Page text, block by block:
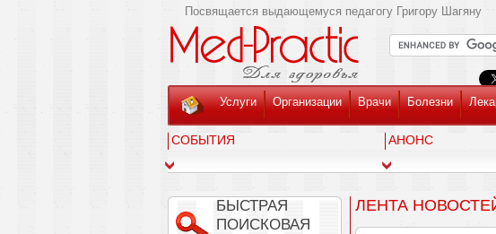
Посвящается выдающемуся педагогу Григору Шагяну
Услуги Организации Врачи Болезни
СОБЫТИЯ АНОНС
БЫСТРАЯ
ПОИСКОВАЯ
ЛЕНТА